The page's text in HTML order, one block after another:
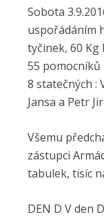
Sobota
uspořádáním
tyčinek, 60
55 pomocníků
8 statečných :
Jansa a Petr
Všemu
zástupci
tabulek, tisíc
DEN D V den